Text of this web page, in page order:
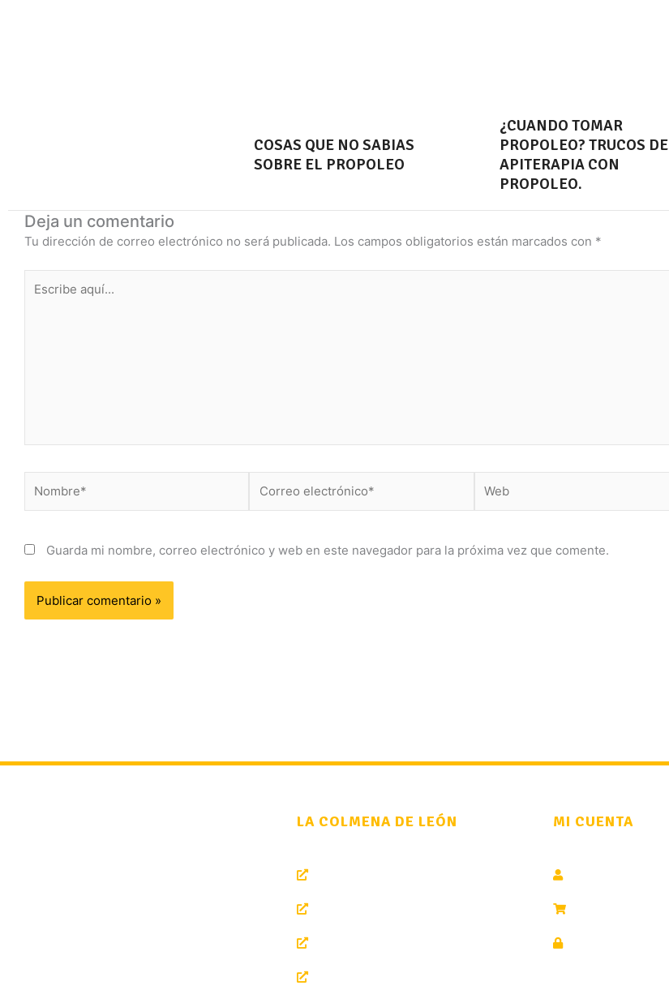
COSAS QUE NO SABIAS
SOBRE EL PROPOLEO
¿CUANDO TOMAR
PROPOLEO? TRUCOS DE
APITERAPIA CON
PROPOLEO.
Deja un comentario
Tu dirección de correo electrónico no será publicada. Los campos obligatorios están marcados con *
aquí...
electrónico*
Guarda mi nombre, correo electrónico y web en este navegador para la próxima vez que comente.
LA COLMENA DE LEÓN MI CUENTA